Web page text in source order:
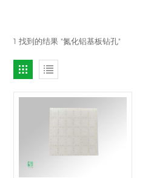
1 找到的结果 "氮化铝基板钻孔"